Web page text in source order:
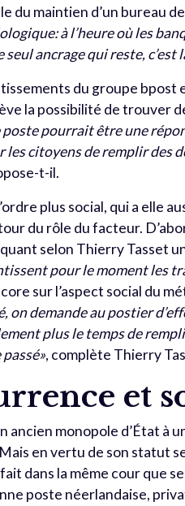
du maintien d’un bureau
à l’heure où les
seul ancrage qui reste, c’est
du groupe bpost
la possibilité de trouver
poste pourrait être une
citoyens de remplir des
t-il.
plus social, qui a elle
du rôle du facteur.
selon Thierry Tasset
pour le moment les
sur l’aspect social du
on demande au postier
plus le temps de
, complète Thierry
et
ancien monopole d’État
en vertu de son statut
dans la même cour que
poste néerlandaise,